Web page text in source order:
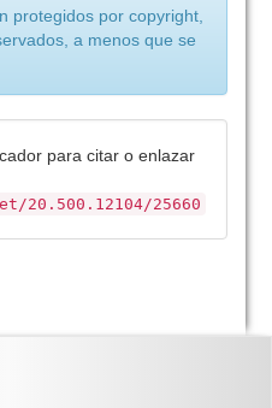
protegidos por copyright,
a menos que se
para citar o enlazar
20.500.12104/25660